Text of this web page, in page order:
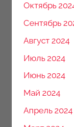
Октябрь
Сентябрь
Август 2024
Июль 2024
Июнь 2024
Май 2024
Апрель 2024